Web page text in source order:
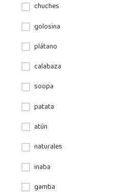
chuches
golosina
plátano
calabaza
soopa
patata
atún
naturales
inaba
gamba